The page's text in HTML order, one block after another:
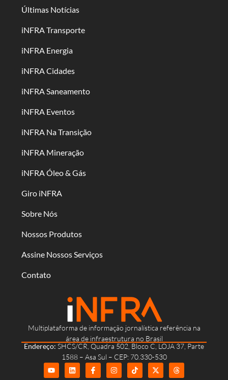
Multiplataforma de informação jornalística referência na
área de infraestrutura no Brasil
Endereço: SHCS/CR, Quadra 502, Bloco C, LOJA 37, Parte
1588 – Asa Sul – CEP: 70.330-530
Últimas Notícias
iNFRA Transporte
iNFRA Energia
iNFRA Cidades
iNFRA Saneamento
iNFRA Eventos
iNFRA Na Transição
iNFRA Mineração
iNFRA Óleo & Gás
Giro iNFRA
Sobre Nós
Nossos Produtos
Assine Nossos Serviços
Contato